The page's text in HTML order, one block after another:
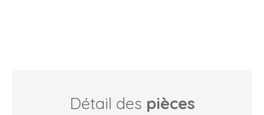
Détail des pièces